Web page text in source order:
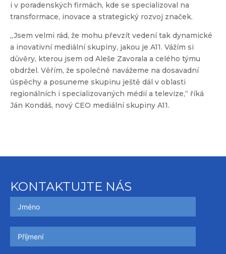
i v poradenských firmách, kde se specializoval na
transformace, inovace a strategický rozvoj značek.
„Jsem velmi rád, že mohu převzít vedení tak dynamické
a inovativní mediální skupiny, jakou je A11. Vážím si
důvěry, kterou jsem od Aleše Zavorala a celého týmu
obdržel. Věřím, že společně navážeme na dosavadní
úspěchy a posuneme skupinu ještě dál v oblasti
regionálních i specializovaných médií a televize,“ říká
Ján Kondáš, nový CEO mediální skupiny A11.
KONTAKTUJTE NÁS